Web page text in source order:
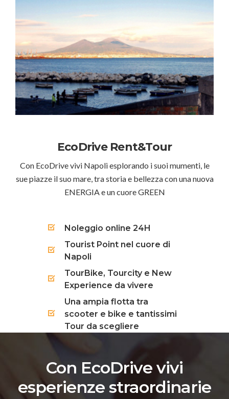
EcoDrive Rent&Tour
Con EcoDrive vivi Napoli esplorando i suoi mumenti, le
sue piazze il suo mare, tra storia e bellezza con una nuova
ENERGIA e un cuore GREEN
Noleggio online 24H
Tourist Point nel cuore di
Napoli
TourBike, Tourcity e New
Experience da vivere
Una ampia flotta tra
scooter e bike e tantissimi
Tour da scegliere
Con EcoDrive vivi
esperienze straordinarie